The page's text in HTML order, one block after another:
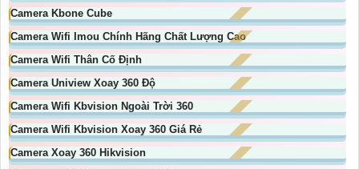
Camera Kbone Cube
Camera Wifi Imou Chính Hãng Chất Lượng Cao
Camera Wifi Thân Cố Định
Camera Uniview Xoay 360 Độ
Camera Wifi Kbvision Ngoài Trời 360
Camera Wifi Kbvision Xoay 360 Giá Rẻ
Camera Xoay 360 Hikvision